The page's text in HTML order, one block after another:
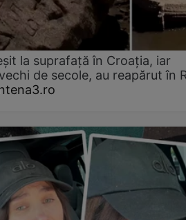
la suprafață în Croația, iar
de secole, au reapărut în